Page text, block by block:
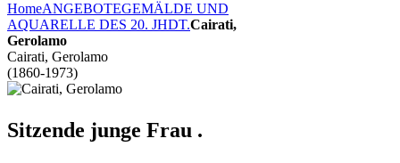
HomeANGEBOTEGEMÄLDE UND
AQUARELLE DES 20. JHDT.Cairati,
Gerolamo
Cairati, Gerolamo
(1860-1973)
Sitzende junge Frau .